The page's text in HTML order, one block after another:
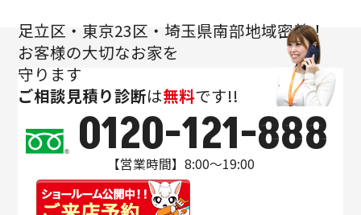
足立区・東京23区・埼玉県南部地域密着！
お客様の大切なお家を
守ります
ご相談見積り診断は無料です!!
0120-121-888
【営業時間】8:00～19:00